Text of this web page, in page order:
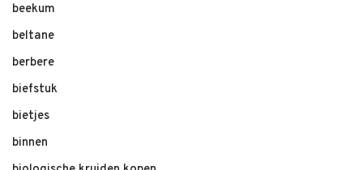
beekum
beltane
berbere
biefstuk
bietjes
binnen